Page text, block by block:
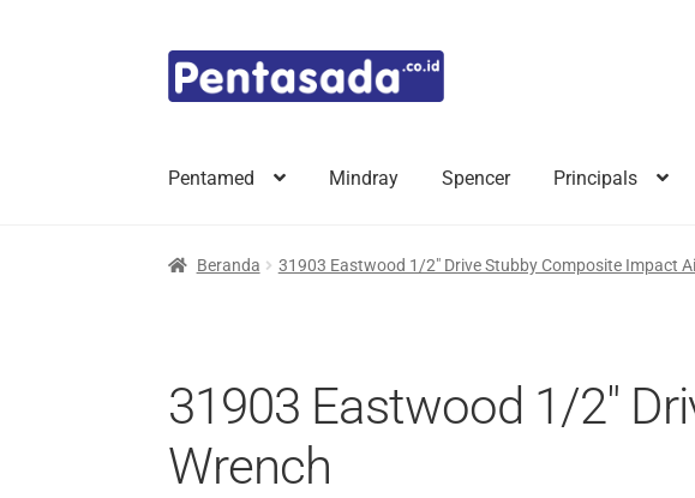
Skip
to
Skip
to
Pentamed Mindray Spencer Principals
Beranda 31903 Eastwood 1/2″ Drive Stubby Composite Impact
31903 Eastwood 1/2″
Wrench